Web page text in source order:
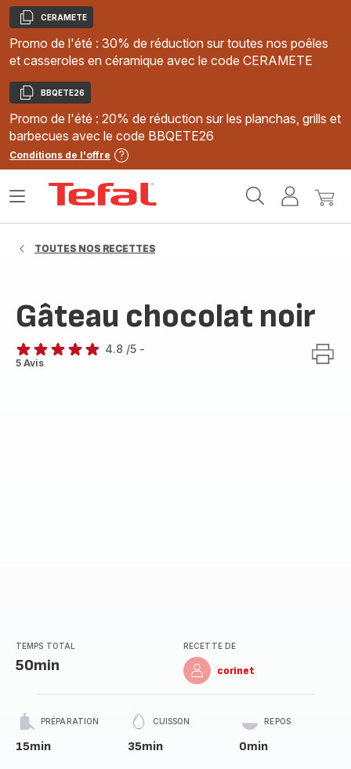
Copier
CERAMETE
Promo de l'été : 30% de réduction sur toutes nos poêles
et casseroles en céramique avec le code CERAMETE
Copier
BBQETE26
Promo de l'été : 20% de réduction sur les planchas, grills et
barbecues avec le code BBQETE26
Conditions de l'offre
MonMon
Ouvrir
TOUTES NOS RECETTES
Gâteau chocolat noir
ratings.4.8
4.8 /5 -
5 Avis
TEMPS TOTAL
50min
RECETTE DE
corinet
PRÉPARATION
15min
CUISSON
35min
REPOS
0min